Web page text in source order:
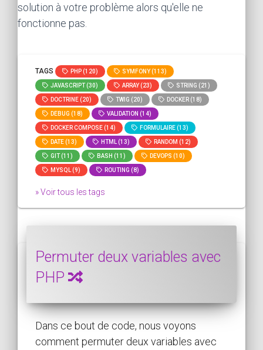
solution à votre problème alors qu'elle ne
fonctionne pas.
TAGS PHP (120) SYMFONY (113)
JAVASCRIPT (30) ARRAY (23) STRING (21)
DOCTRINE (20) TWIG (20) DOCKER (18)
DEBUG (18) VALIDATION (14)
DOCKER COMPOSE (14) FORMULAIRE (13)
DATE (13) HTML (13) RANDOM (12)
GIT (11) BASH (11) DEVOPS (10)
MYSQL (9) ROUTING (8)
» Voir tous les tags
Permuter deux variables avec
PHP
Dans ce bout de code, nous voyons
comment permuter deux variables avec